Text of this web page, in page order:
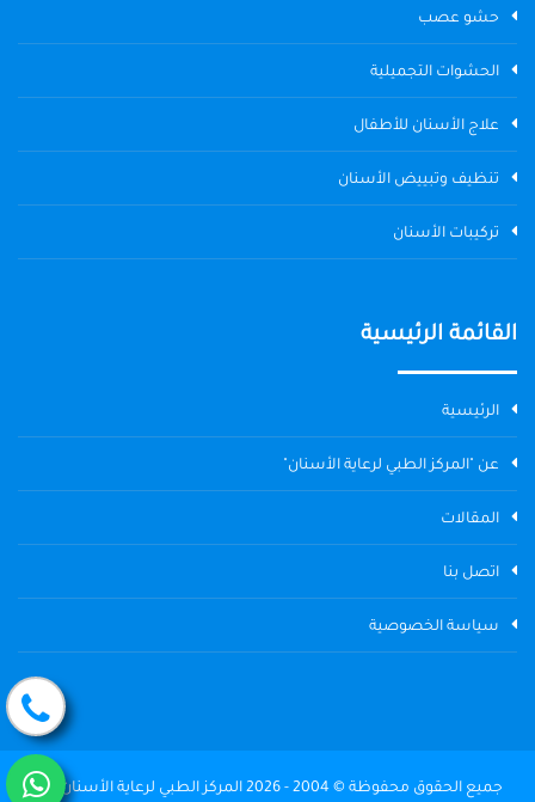
حشو عصب
الحشوات التجميلية
علاج الأسنان للأطفال
تنظيف وتبييض الأسنان
تركيبات الأسنان
القائمة الرئيسية
الرئيسية
عن "المركز الطبي لرعاية الأسنان"
المقالات
اتصل بنا
سياسة الخصوصية
جميع الحقوق محفوظة © 2004 - 2026 المركز الطبي لرعاية الأسنان The